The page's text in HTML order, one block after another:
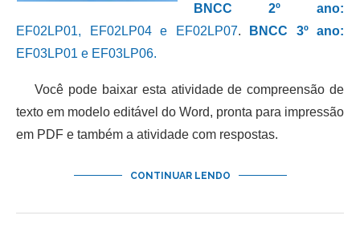
BNCC 2º ano:
EF02LP01, EF02LP04 e EF02LP07.
BNCC 3º ano:
EF03LP01 e EF03LP06.
Você pode baixar esta atividade de compreensão de
texto em modelo editável do Word, pronta para impressão
em PDF e também a atividade com respostas.
CONTINUAR LENDO